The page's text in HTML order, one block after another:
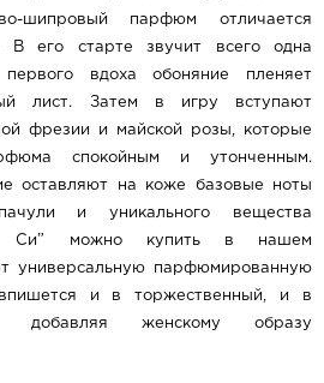
шипровый парфюм отличается
В его старте звучит всего одна
вдоха обоняние пленяет
лист. Затем в игру вступают
фрезии и майской розы, которые
спокойным и утонченным.
оставляют на коже базовые ноты
и уникального вещества
Си” можно купить в нашем
универсальную парфюмированную
и в торжественный, и в
добавляя женскому образу